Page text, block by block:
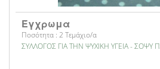
Έγχρωμα
Ποσότητα : 2 Τεμάχιο/α
ΣΥΛΛΟΓΟΣ ΓΙΑ ΤΗΝ ΨΥΧΙΚΗ ΥΓΕΙΑ - ΣΟΨΥ